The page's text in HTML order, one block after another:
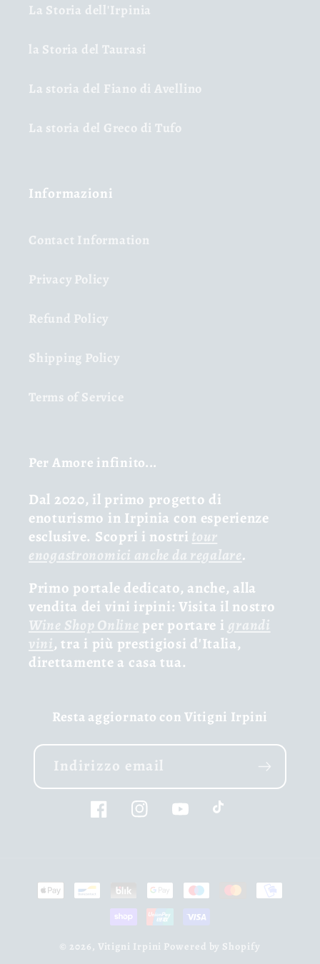
La Storia dell'Irpinia
la Storia del Taurasi
La storia del Fiano di Avellino
La storia del Greco di Tufo
Informazioni
Contact Information
Privacy Policy
Refund Policy
Shipping Policy
Terms of Service
Per Amore infinito...
Dal 2020, il primo progetto di
enoturismo in Irpinia con esperienze
esclusive. Scopri i nostri tour
enogastronomici anche da regalare.
Primo portale dedicato, anche, alla
vendita dei vini irpini: Visita il nostro
Wine Shop Online per portare i grandi
vini, tra i più prestigiosi d'Italia,
direttamente a casa tua.
Resta aggiornato con Vitigni Irpini
Indirizzo email
FacebookInstagramYouTubeTikTok
Metodi
di
© 2026, Vitigni Irpini Powered by Shopify